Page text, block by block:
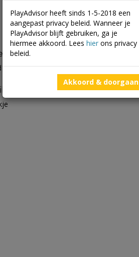
open
PlayAdvisor heeft sinds 1-5-2018 een
aangepast privacy beleid. Wanneer je
PlayAdvisor blijft gebruiken, ga je
hiermee akkoord. Lees hier ons privacy
beleid.
Akkoord & doorgaan